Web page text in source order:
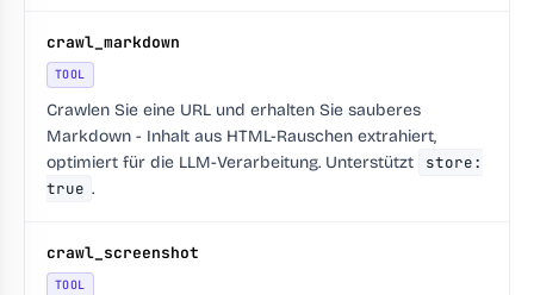
crawl_markdown
TOOL
Crawlen Sie eine URL und erhalten Sie sauberes
Markdown - Inhalt aus HTML-Rauschen extrahiert,
optimiert für die LLM-Verarbeitung. Unterstützt
store:
true .
crawl_screenshot
TOOL